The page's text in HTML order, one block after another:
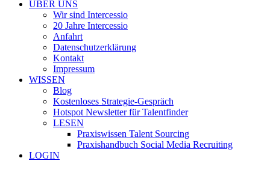
ÜBER UNS
Wir sind Intercessio
20 Jahre Intercessio
Anfahrt
Datenschutzerklärung
Kontakt
Impressum
WISSEN
Blog
Kostenloses Strategie-Gespräch
Hotspot Newsletter für Talentfinder
LESEN
Praxiswissen Talent Sourcing
Praxishandbuch Social Media Recruiting
LOGIN